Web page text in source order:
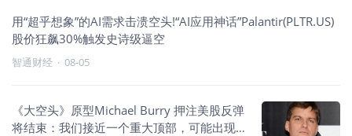
用“超乎想象”的AI需求击溃空头!“AI应用神话”Palantir(PLTR.US)
股价狂飙30%触发史诗级逼空
智通财经 · 08-05
《大空头》原型Michael Burry 押注美股反弹
将结束：我们接近一个重大顶部，可能出现